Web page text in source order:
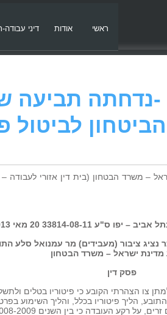
ראשי אודות דיני
סע 33814-08-11 -נדחתה
לביטול
ישראל – משרד הבטחון (בית דין אזורי
ס"ע 33814-08-11 20 מאי 2013
נציג ציבור (מעבידים) מר עמנואל סלע
ישראל – משרד הבטחון
פסק דין
צו הצהרתי הקובע כי פיטוריו בטלים
הליך פיטוריו בכלל, והליך השימוע